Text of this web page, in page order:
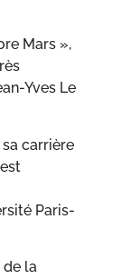
Mars »,
Yves Le
carrière
Paris-
de la